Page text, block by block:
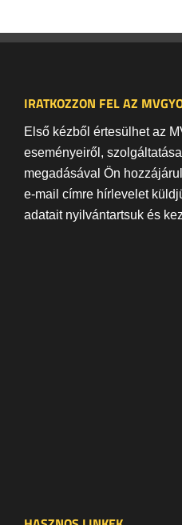
IRATKOZZON FEL AZ
Első kézből értesülhet az
eseményeiről,
megadásával Ön
e-mail címre hírlevelet
adatait nyilvántartsuk és